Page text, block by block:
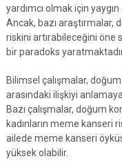
yardımcı olmak için
Ancak, bazı araştırmalar,
riskini artırabileceğini öne
bir paradoks
Bilimsel çalışmalar,
arasındaki ilişkiyi
Bazı çalışmalar, doğum
kadınların meme kanseri
ailede meme kanseri
yüksek olabilir.